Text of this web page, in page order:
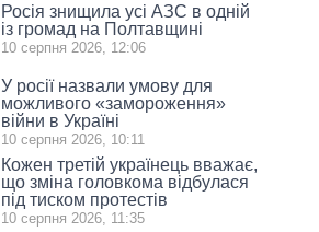
Росія знищила усі АЗС в одній
із громад на Полтавщині
10 серпня 2026, 12:06
У росії назвали умову для
можливого «замороження»
війни в Україні
10 серпня 2026, 10:11
Кожен третій українець вважає,
що зміна головкома відбулася
під тиском протестів
10 серпня 2026, 11:35